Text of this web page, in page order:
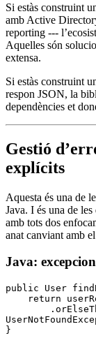
Si estàs construint
amb Active
reporting ---
Aquelles són
extensa.
Si estàs construint
respon JSON, la
dependències et
Gestió
explícits
Aquesta és una de
Java. I és una de
amb tots dos
anat canviant amb
Java:
public User
    return
        .
}